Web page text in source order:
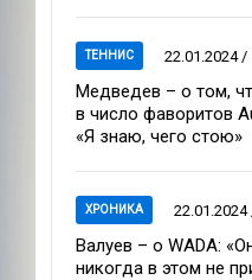
ТЕННИС 22.01.2024 /
Медведев – о том,
в число фаворитов
«Я знаю, чего стою»
ХРОНИКА 22.01.2024
Валуев – о WADA:
никогда в этом не